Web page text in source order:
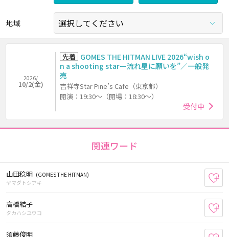
地域
2026/
10/2(金)
先着 GOMES THE HITMAN LIVE 2026“wish o
n a shooting starー流れ星に願いを”／一般発
売
吉祥寺Star Pine’s Cafe（東京都）
開演：19:30～（開場：18:30～）
受付中
関連ワード
山田稔明 (GOMES THE HITMAN)
ヤマダトシアキ
高橋結子
タカハシユウコ
須藤俊明